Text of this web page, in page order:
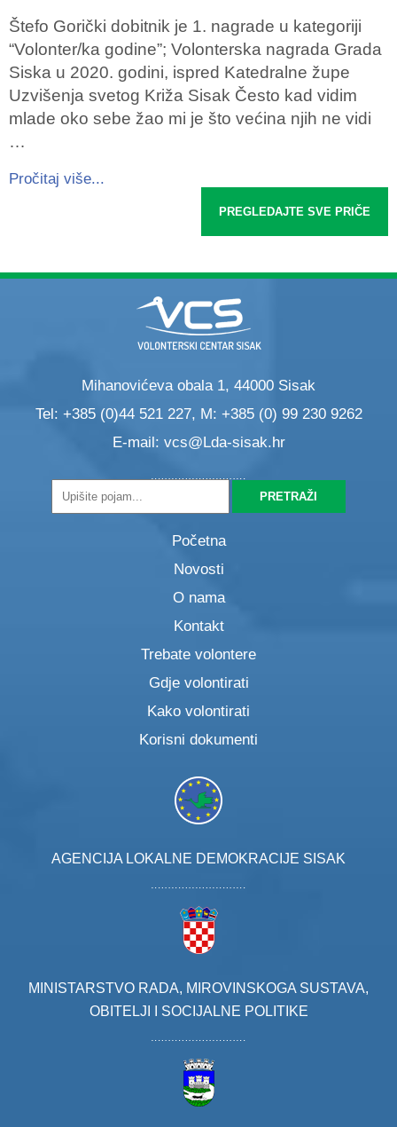
Štefo Gorički dobitnik je 1. nagrade u kategoriji
“Volonter/ka godine”; Volonterska nagrada Grada
Siska u 2020. godini, ispred Katedralne župe
Uzvišenja svetog Križa Sisak Često kad vidim
mlade oko sebe žao mi je što većina njih ne vidi
…
Pročitaj više...
PREGLEDAJTE SVE PRIČE
Mihanovićeva obala 1, 44000 Sisak
Tel: +385 (0)44 521 227, M: +385 (0) 99 230 9262
E-mail: vcs@Lda-sisak.hr
Početna
Novosti
O nama
Kontakt
Trebate volontere
Gdje volontirati
Kako volontirati
Korisni dokumenti
AGENCIJA LOKALNE DEMOKRACIJE SISAK
MINISTARSTVO RADA, MIROVINSKOGA SUSTAVA,
OBITELJI I SOCIJALNE POLITIKE